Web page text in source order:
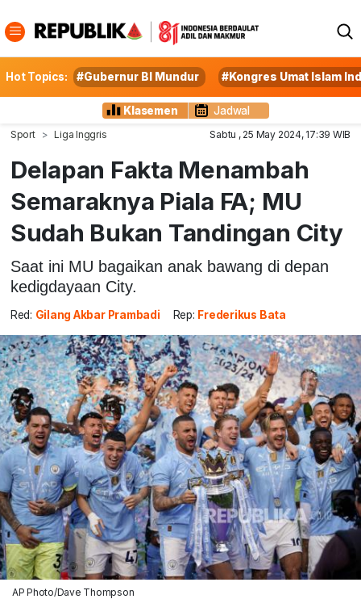
Hot Topics: #Gubernur BI Mundur #Kongres Umat Islam
Klasemen Jadwal
Sport Liga Inggris Sabtu , 25 May 2024, 17:39 WIB
Delapan Fakta Menambah
Semaraknya Piala FA; MU
Sudah Bukan Tandingan City
Saat ini MU bagaikan anak bawang di depan
kedigdayaan City.
Red: Gilang Akbar Prambadi Rep: Frederikus Bata
AP Photo/Dave Thompson